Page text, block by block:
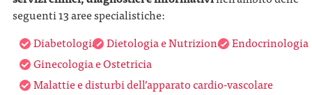
seguenti 13 aree specialistiche:
Diabetologia Dietologia e Nutrizione Endocrinologia
Ginecologia e Ostetricia
Malattie e disturbi dell’apparato cardio-vascolare